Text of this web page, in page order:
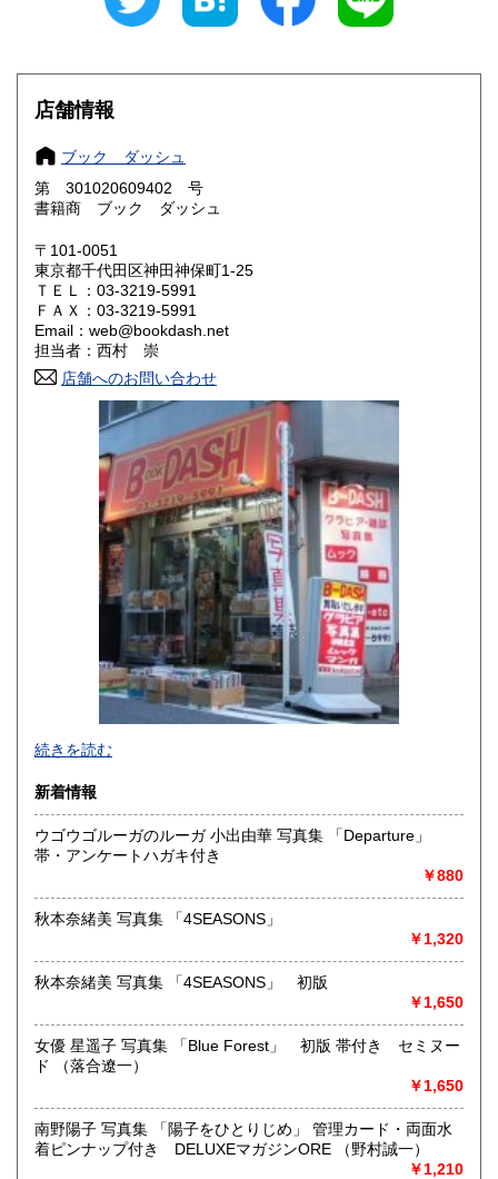
600円 三重県
滋賀県 600円 京都府 600円
大阪府
奈良県
鳥取県 600円
岡山県 600円
山口県 600円
香川県
福岡県
600円 長崎県
600円 大分県
600円 鹿児島県
600円
店舗情報
ブック ダッシュ
第 301020609402 号
書籍商 ブック ダッシュ
〒101-0051
東京都千代田区神田神保町1-25
ＴＥＬ：03-3219-5991
ＦＡＸ：03-3219-5991
Email：web@bookdash.net
担当者：西村 崇
店舗へのお問い合わせ
新旧女優・アイドルのグラビア、なつかしの本
映画・特撮、ゲーム・アニメ古漫画などの趣味本は当店にお
お取り扱いは、趣味のものすべてにわたります。
グラビアアイドル雑誌(キャンディーズなどの昔の女優・アイ
ドルも歓迎)
古マンガ・アニメロマンアルバム系、イラスト集、
美少女ゲーム、プレミアゲーム、攻略本・設定資料集
どんなジャンルでも買取することができます。
東京近郊出張買取していますのでお気軽にご相談ください。
沿線名：地下鉄(三田線、新宿線、半蔵門線) JR(中央・総武
線)
定休日：なし 年末は30日午後5時に閉店、年始は3日正午よ
り開店します
続きを読む
新着情報
ウゴウゴルーガのルーガ 小出由華 写真集 「Departure」
帯・アンケートハガキ付き
￥880
秋本奈緒美 写真集 「4SEASONS」
￥1,320
秋本奈緒美 写真集 「4SEASONS」 初版
￥1,650
女優 星遥子 写真集 「Blue Forest」 初版 帯付き セミヌー
ド （落合遼一）
￥1,650
南野陽子 写真集 「陽子をひとりじめ」 管理カード・両面水
着ピンナップ付き DELUXEマガジンORE （野村誠一）
￥1,210